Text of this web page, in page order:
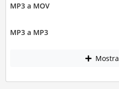
MP3 a MOV
MP3 a MP3